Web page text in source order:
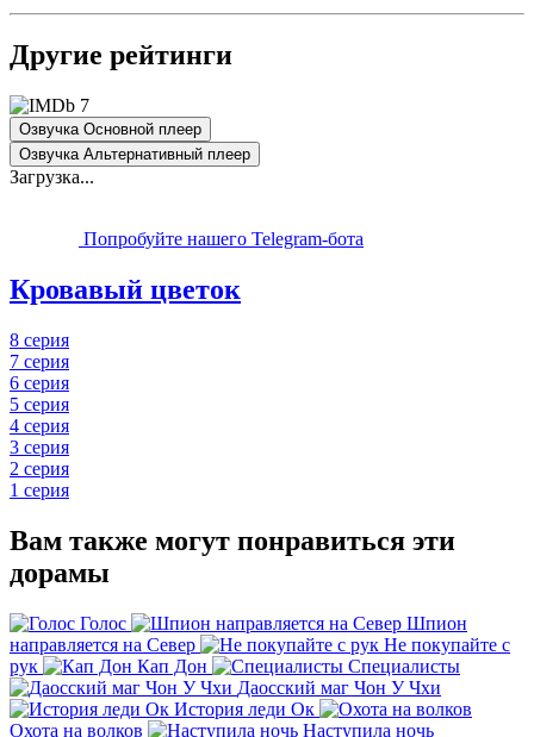
Другие рейтинги
7
Озвучка Основной плеер
Озвучка Альтернативный плеер
Загрузка...
Попробуйте нашего Telegram-бота
Кровавый цветок
8 серия
7 серия
6 серия
5 серия
4 серия
3 серия
2 серия
1 серия
Вам также могут понравиться эти
дорамы
Голос
Шпион
направляется на Север
Не покупайте с
рук
Кап Дон
Специалисты
Даосский маг Чон У Чхи
История леди Ок
Охота на волков
Наступила ночь